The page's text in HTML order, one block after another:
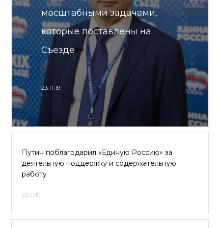
масштабными задачами,
которые поставлены на
Съезде
23.11.19
Путин поблагодарил «Единую Россию» за
деятельную поддержку и содержательную
работу
23.11.19